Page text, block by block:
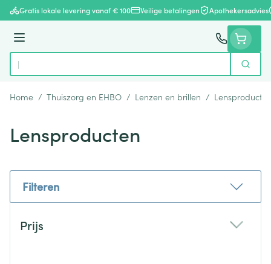
Ga naar de inhoud
Gratis lokale levering vanaf € 100 Veilige betalingen Apothekersadvies
Menu
Product, merk, categorie...
Zoek
Home / Thuiszorg en EHBO / Lenzen en brillen / Lensproducten
Lensproducten
Filteren
Prijs